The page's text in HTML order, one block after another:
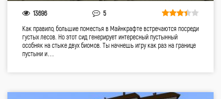
13696 5
Как правило, большие поместья в Майнкрафте встречаются посреди
густых лесов. Но этот сид генерирует интересный пустынный
особняк на стыке двух биомов. Ты начнешь игру как раз на границе
пустыни и…